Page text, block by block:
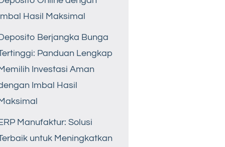
Hasil Maksimal
Berjangka Bunga
Panduan Lengkap
Investasi Aman
Imbal Hasil
Manufaktur: Solusi
untuk Meningkatkan